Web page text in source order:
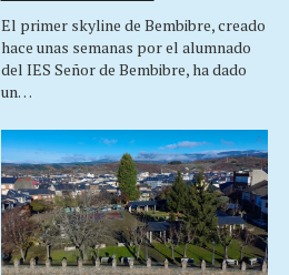
El primer skyline de Bembibre, creado
hace unas semanas por el alumnado
del IES Señor de Bembibre, ha dado
un…